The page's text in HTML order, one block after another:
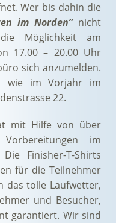
Wer bis dahin die
im Norden”nicht
Möglichkeit am
17.00 – 20.00 Uhr
sich anzumelden.
wie im Vorjahr im
22.
mit Hilfe von über
im
Finisher-T-Shirts
für die Teilnehmer
das tolle Laufwetter,
und Besucher,
garantiert. Wir sind